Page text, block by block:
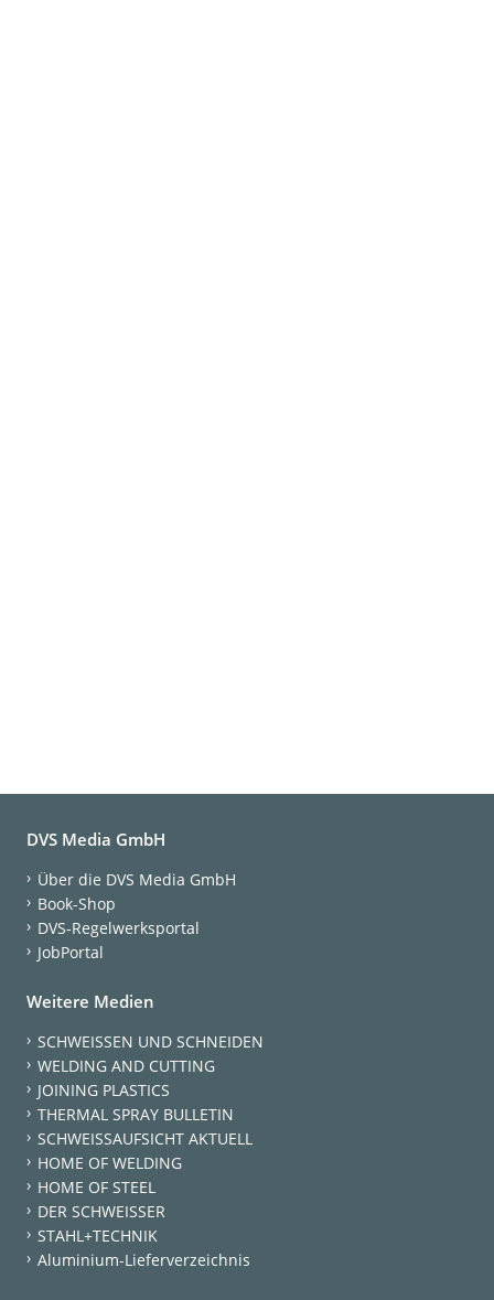
DVS Media GmbH
Über die DVS Media GmbH
Book-Shop
DVS-Regelwerksportal
JobPortal
Weitere Medien
SCHWEISSEN UND SCHNEIDEN
WELDING AND CUTTING
JOINING PLASTICS
THERMAL SPRAY BULLETIN
SCHWEISSAUFSICHT AKTUELL
HOME OF WELDING
HOME OF STEEL
DER SCHWEISSER
STAHL+TECHNIK
Aluminium-Lieferverzeichnis